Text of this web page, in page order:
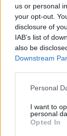
us or personal
your opt-out.
disclosure of
IAB’s list of
also be
Downstream
Personal
I want to
personal
Opted In
ir
dienų
Savo
prisiminė ir